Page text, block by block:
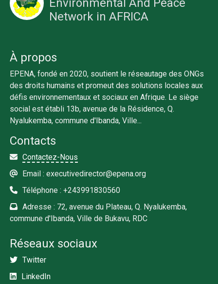
Environmental And Peace
Network in AFRICA
À propos
EPENA, fondé en 2020, soutient le réseautage des ONGs
des droits humains et promeut des solutions locales aux
défis environnementaux et sociaux en Afrique. Le siège
social est établi 13b, avenue de la Résidence, Q.
Nyalukemba, commune d'Ibanda, Ville...
Contacts
Contactez-Nous
Email : executivedirector@epena.org
Téléphone : +243991830560
Adresse : 72, avenue du Plateau, Q. Nyalukemba,
commune d'Ibanda, Ville de Bukavu, RDC
Réseaux sociaux
Twitter
LinkedIn